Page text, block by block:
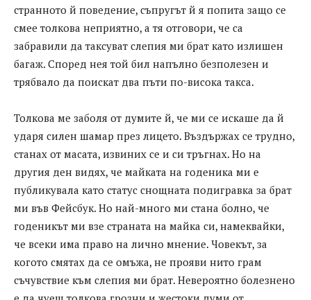
странното й поведение, съпругът й я попита защо се
смее толкова неприятно, а тя отговори, че са
забравили да таксуват слепия ми брат като излишен
багаж. Според нея той бил напълно безполезен и
трябвало да поискат два пъти по-висока такса.
Толкова ме заболя от думите й, че ми се искаше да й
ударя силен шамар през лицето. Въздържах се трудно,
станах от масата, извиних се и си тръгнах. Но на
другия ден видях, че майката на годеника ми е
публикувала като статус снощната подигравка за брат
ми във Фейсбук. Но най-много ми стана болно, че
годеникът ми взе страната на майка си, намеквайки,
че всеки има право на лично мнение. Човекът, за
когото смятах да се омъжа, не прояви нито грам
съчувствие към слепия ми брат. Невероятно болезнено